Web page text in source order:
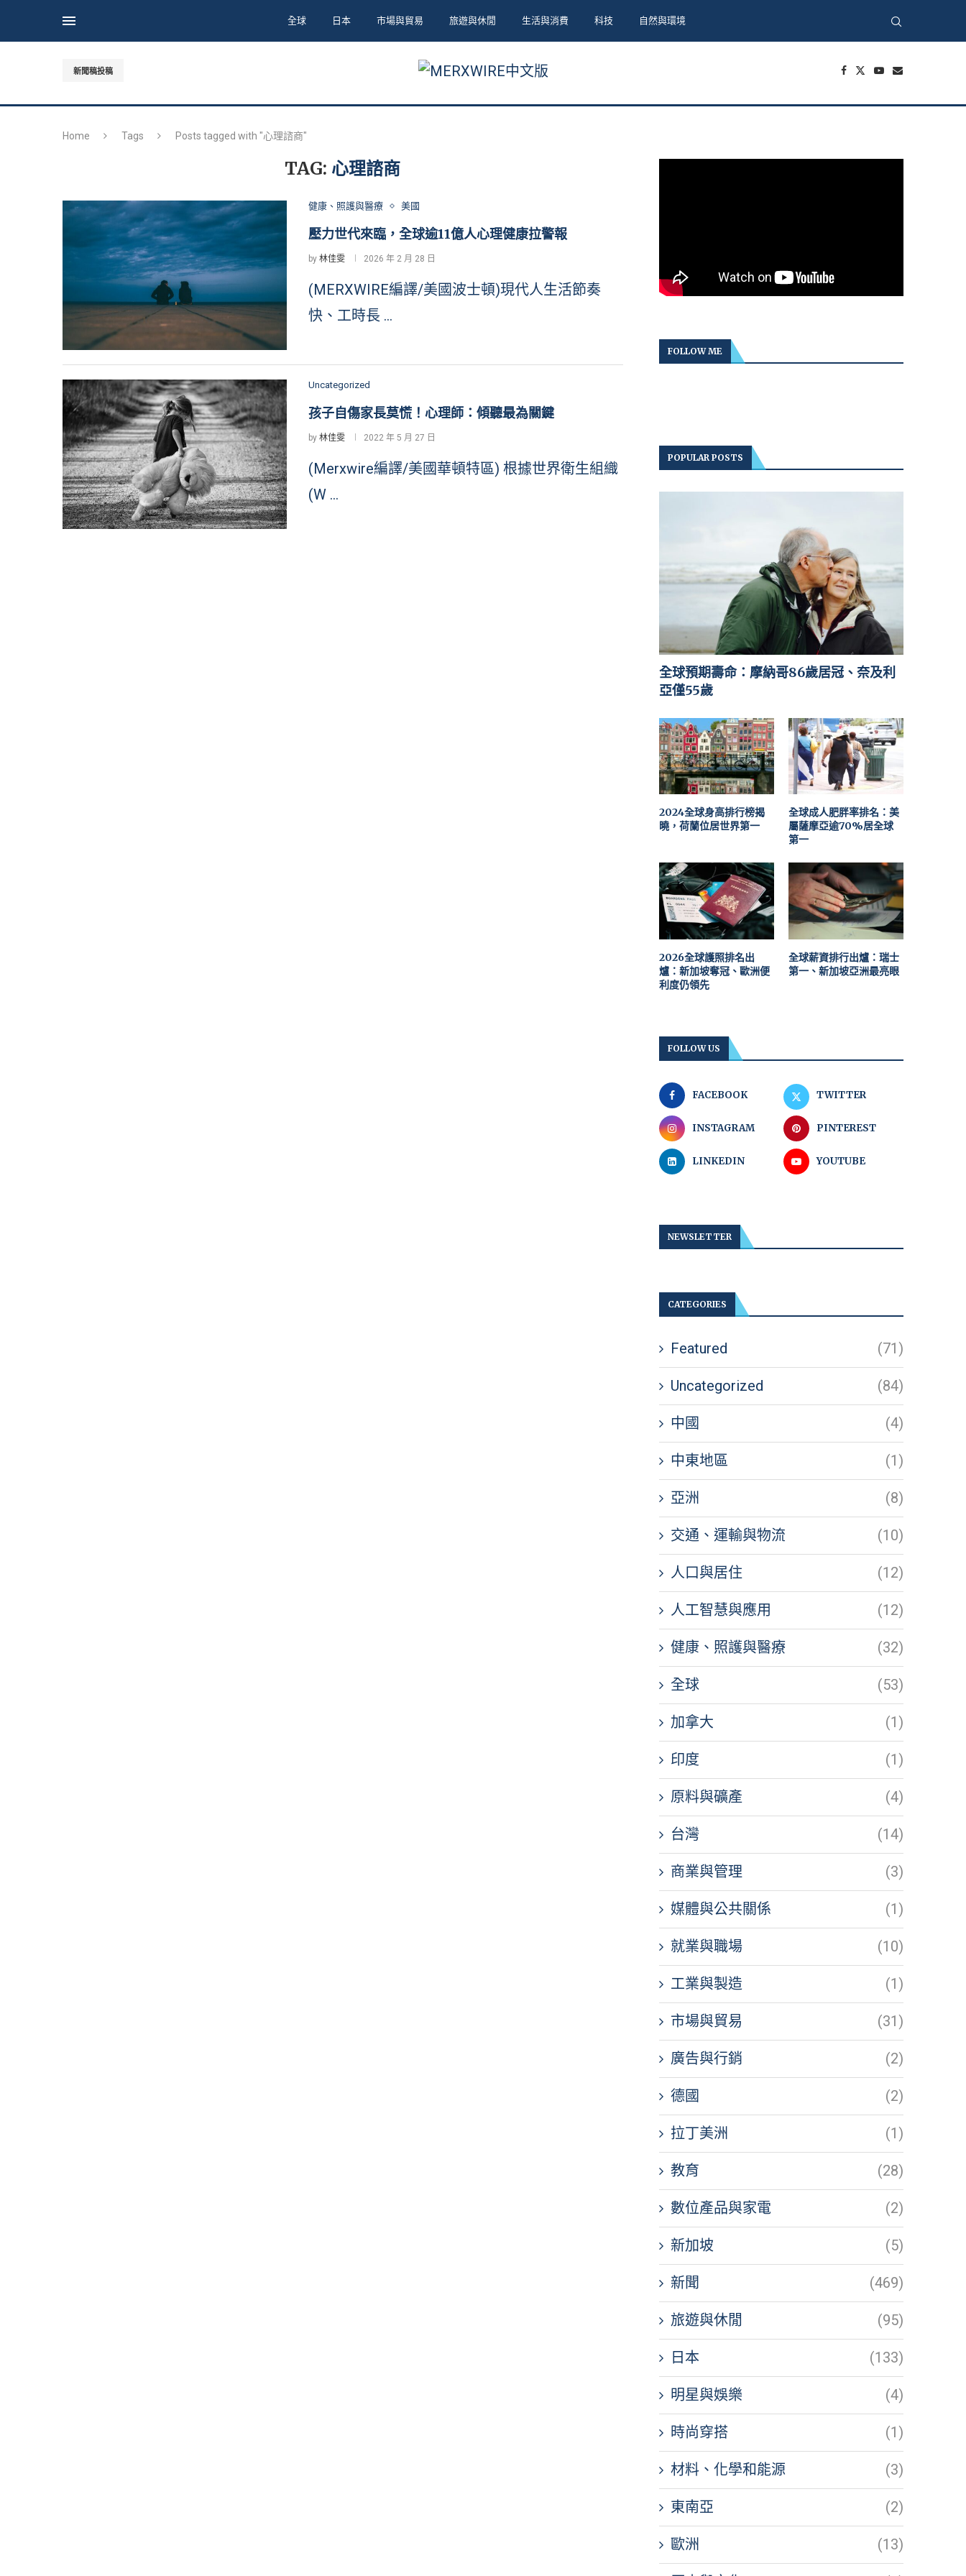
全球 日本 市場與貿易 旅遊與休閒 生活與消費 科技 自然與環境
新聞稿投稿
Home Tags Posts tagged with "心理諮商"
TAG: 心理諮商
健康、照護與醫療 美國
壓力世代來臨，全球逾11億人心理健康拉警報
by 林佳雯 2026 年 2 月 28 日
(MERXWIRE編譯/美國波士頓)現代人生活節奏
快、工時長 …
Uncategorized
孩子自傷家長莫慌！心理師：傾聽最為關鍵
by 林佳雯 2022 年 5 月 27 日
(Merxwire編譯/美國華頓特區) 根據世界衛生組織
(W …
FOLLOW ME
POPULAR POSTS
全球預期壽命：摩納哥86歲居冠、奈及利
亞僅55歲
2024全球身高排行榜揭
曉，荷蘭位居世界第一
全球成人肥胖率排名：美
屬薩摩亞逾70%居全球
第一
2026全球護照排名出
爐：新加坡奪冠、歐洲便
利度仍領先
全球薪資排行出爐：瑞士
第一、新加坡亞洲最亮眼
FOLLOW US
FACEBOOK TWITTER
INSTAGRAM PINTEREST
LINKEDIN YOUTUBE
NEWSLETTER
CATEGORIES
Featured (71)
Uncategorized (84)
中國 (4)
中東地區 (1)
亞洲 (8)
交通、運輸與物流 (10)
人口與居住 (12)
人工智慧與應用 (12)
健康、照護與醫療 (32)
全球 (53)
加拿大 (1)
印度 (1)
原料與礦產 (4)
台灣 (14)
商業與管理 (3)
媒體與公共關係 (1)
就業與職場 (10)
工業與製造 (1)
市場與貿易 (31)
廣告與行銷 (2)
德國 (2)
拉丁美洲 (1)
教育 (28)
數位產品與家電 (2)
新加坡 (5)
新聞 (469)
旅遊與休閒 (95)
日本 (133)
明星與娛樂 (4)
時尚穿搭 (1)
材料、化學和能源 (3)
東南亞 (2)
歐洲 (13)